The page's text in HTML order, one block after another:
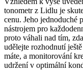
tonometr z Lidlu je
cenu. Jeho jednoduché
nástrojem pro
proto váhali nad tím,
udělejte rozhodnutí
máte, a monitorování
udržení v optimální